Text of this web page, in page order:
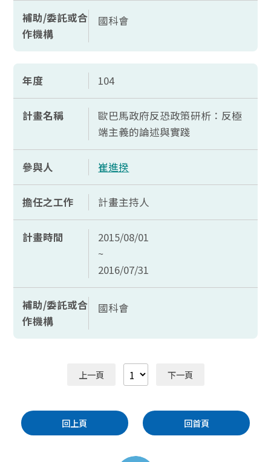
補助/委託或合
作機構
國科會
年度 104
計畫名稱
歐巴馬政府反恐政策研析：反極
端主義的論述與實踐
參與人 崔進揆
擔任之工作 計畫主持人
計畫時間
2015/08/01
~
2016/07/31
補助/委託或合
作機構
國科會
上一頁 下一頁
回上頁 回首頁